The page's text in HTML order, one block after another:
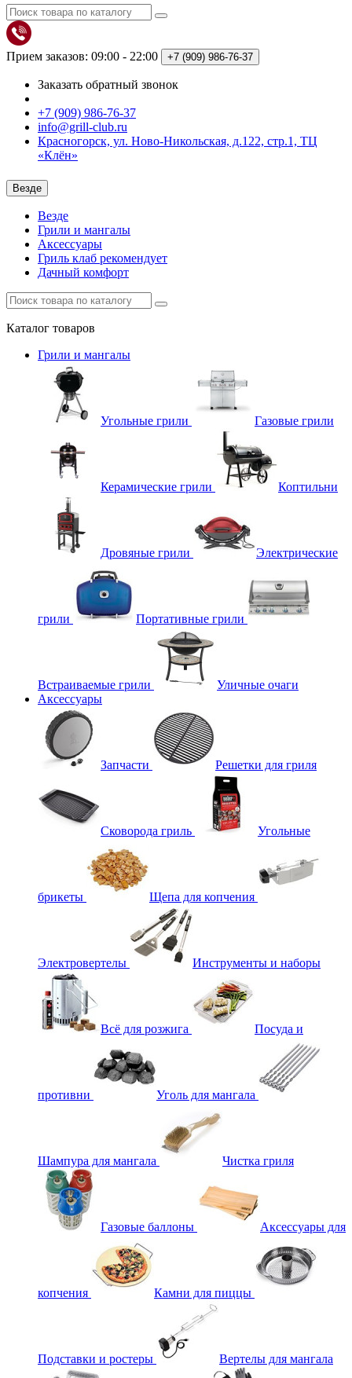
Прием заказов: 09:00 - 22:00 +7 (909) 986-76-37
Заказать обратный звонок
+7 (909) 986-76-37
info@grill-club.ru
Красногорск, ул. Ново-Никольская, д.122, стр.1, ТЦ
«Клён»
Везде
Везде
Грили и мангалы
Аксессуары
Гриль клаб рекомендует
Дачный комфорт
Каталог товаров
Грили и мангалы
Угольные грили Газовые грили
Керамические грили Коптильни
Дровяные грили Электрические
грили Портативные грили
Встраиваемые грили
Уличные очаги
Аксессуары
Запчасти Решетки для гриля
Сковорода гриль Угольные
брикеты Щепа для копчения
Электровертелы Инструменты и наборы
Всё для розжига Посуда и
противни Уголь для мангала
Шампура для мангала Чистка гриля
Газовые баллоны Аксессуары для
копчения Камни для пиццы
Подставки и ростеры Вертелы для мангала